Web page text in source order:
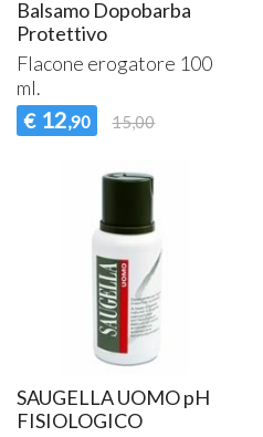
Balsamo Dopobarba
Protettivo
Flacone erogatore 100
ml.
€ 12,90 15,00
SAUGELLA UOMO pH
FISIOLOGICO